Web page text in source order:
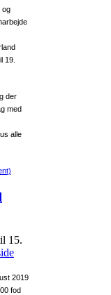
og
19.
der
med
alle
15.
2019
fod